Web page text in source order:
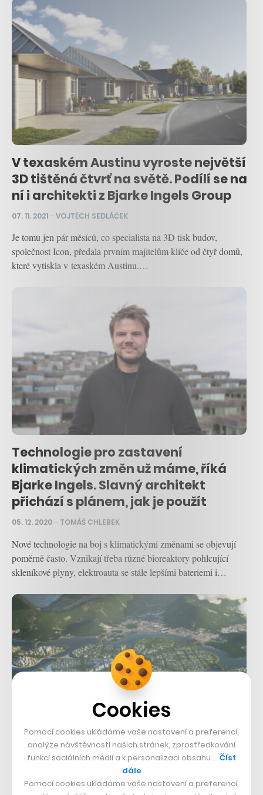
V texaském Austinu vyroste největší
3D tištěná čtvrť na světě. Podílí se na
ní i architekti z Bjarke Ingels Group
07. 11. 2021–VOJTĚCH SEDLÁČEK
Je tomu jen pár měsíců, co specialista na 3D tisk budov,
společnost Icon, předala prvním majitelům klíče od čtyř domů,
které vytiskla v texaském Austinu.…
Technologie pro zastavení
klimatických změn už máme, říká
Bjarke Ingels. Slavný architekt
přichází s plánem, jak je použít
05. 12. 2020– TOMÁŠ CHLEBEK
Nové technologie na boj s klimatickými změnami se objevují
poměrně často. Vznikají třeba různé bioreaktory pohlcující
skleníkové plyny, elektroauta se stále lepšími bateriemi i…
Futuristický urbanismus vynořený z
oceánu. Penang plánuje vybudovat
hypermoderní město BiodiverCity
Cookies
Pomocí cookies ukládáme vaše nastavení a preferencí,
analýze návštěvnosti našich stránek, zprostředkování
funkcí sociálních médií a k personalizaci obsahu … Číst
dále
Pomocí cookies ukládáme vaše nastavení a preferencí,